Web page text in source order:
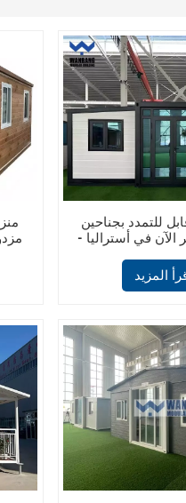
للتمدد بجناحين
الآن في أستراليا -
المزيد